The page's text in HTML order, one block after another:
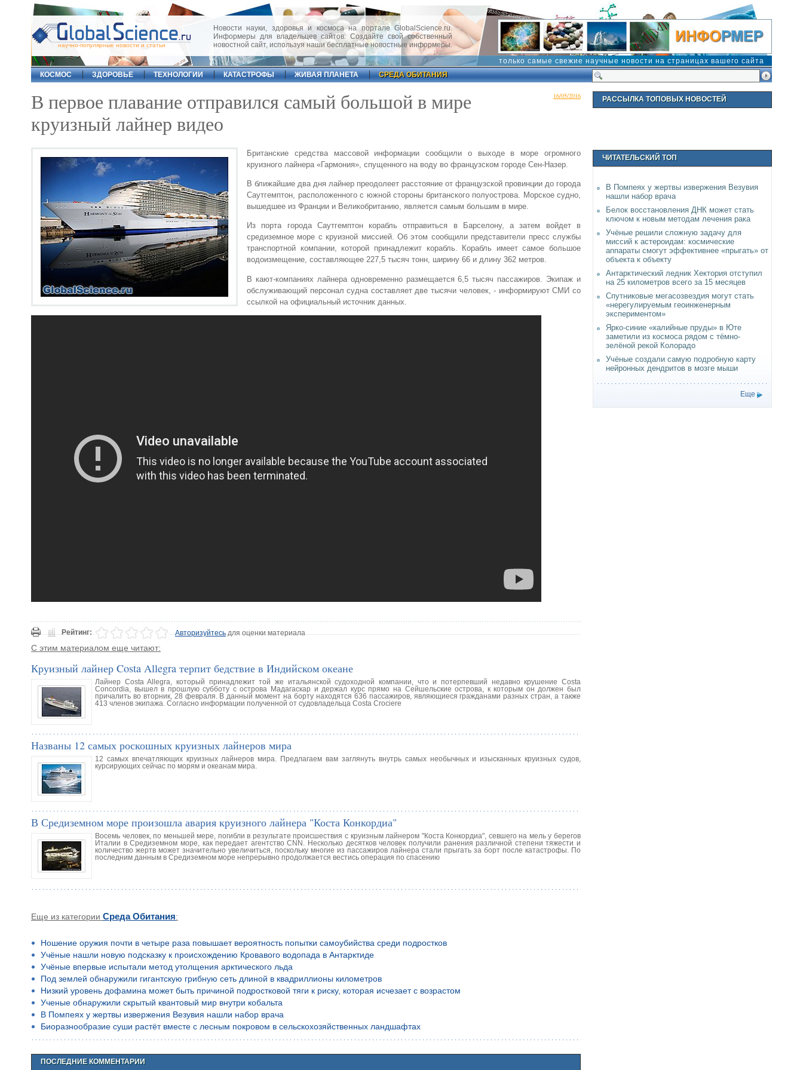
научно-популярные новости и статьи
Новости науки, здоровья и космоса на портале GlobalScience.ru.
Информеры для владельцев сайтов. Создайте свой собственный
новостной сайт, используя наши бесплатные новостные информеры.
только самые свежие научные новости на страницах вашего сайта
КОСМОС
ЗДОРОВЬЕ ТЕХНОЛОГИИ КАТАСТРОФЫ ЖИВАЯ ПЛАНЕТА СРЕДА ОБИТАНИЯ
16/05/2016
В первое плавание отправился самый большой в мире
круизный лайнер видео
Британские средства массовой информации сообщили о выходе в море огромного
круизного лайнера «Гармония», спущенного на воду во французском городе Сен-Назер.
В ближайшие два дня лайнер преодолеет расстояние от французской провинции до города
Саутгемптон, расположенного с южной стороны британского полуострова. Морское судно,
вышедшее из Франции и Великобританию, является самым большим в мире.
Из порта города Саутгемптон корабль отправиться в Барселону, а затем войдет в
средиземное море с круизной миссией. Об этом сообщили представители пресс службы
транспортной компании, которой принадлежит корабль. Корабль имеет самое большое
водоизмещение, составляющее 227,5 тысяч тонн, ширину 66 и длину 362 метров.
В кают-компаниях лайнера одновременно размещается 6,5 тысяч пассажиров. Экипаж и
обслуживающий персонал судна составляет две тысячи человек, - информируют СМИ со
ссылкой на официальный источник данных.
Рейтинг: Авторизуйтесьдля оценки материала
С этим материалом еще читают:
Круизный лайнер Costa Allegra терпит бедствие в Индийском океане
Лайнер Costa Allegra, который принадлежит той же итальянской судоходной компании, что и потерпевший недавно крушение Costa
Concordia, вышел в прошлую субботу с острова Мадагаскар и держал курс прямо на Сейшельские острова, к которым он должен был
причалить во вторник, 28 февраля. В данный момент на борту находятся 636 пассажиров, являющиеся гражданами разных стран, а также
413 членов экипажа. Согласно информации полученной от судовладельца Costa Crociere
Названы 12 самых роскошных круизных лайнеров мира
12 самых впечатляющих круизных лайнеров мира. Предлагаем вам заглянуть внутрь самых необычных и изысканных круизных судов,
курсирующих сейчас по морям и океанам мира.
В Средиземном море произошла авария круизного лайнера "Коста Конкордиа"
Восемь человек, по меньшей мере, погибли в результате происшествия с круизным лайнером "Коста Конкордиа", севшего на мель у берегов
Италии в Средиземном море, как передает агентство CNN. Несколько десятков человек получили ранения различной степени тяжести и
количество жертв может значительно увеличиться, поскольку многие из пассажиров лайнера стали прыгать за борт после катастрофы. По
последним данным в Средиземном море непрерывно продолжается вестись операция по спасению
Еще из категории Среда Обитания:
Ношение оружия почти в четыре раза повышает вероятность попытки самоубийства среди подростков
Учёные нашли новую подсказку к происхождению Кровавого водопада в Антарктиде
Учёные впервые испытали метод утолщения арктического льда
Под землей обнаружили гигантскую грибную сеть длиной в квадриллионы километров
Низкий уровень дофамина может быть причиной подростковой тяги к риску, которая исчезает с возрастом
Ученые обнаружили скрытый квантовый мир внутри кобальта
В Помпеях у жертвы извержения Везувия нашли набор врача
Биоразнообразие суши растёт вместе с лесным покровом в сельскохозяйственных ландшафтах
ПОСЛЕДНИЕ КОММЕНТАРИИ
РАССЫЛКА ТОПОВЫХ НОВОСТЕЙ
ЧИТАТЕЛЬСКИЙ ТОП
В Помпеях у жертвы извержения Везувия
нашли набор врача
Белок восстановления ДНК может стать
ключом к новым методам лечения рака
Учёные решили сложную задачу для
миссий к астероидам: космические
аппараты смогут эффективнее «прыгать» от
объекта к объекту
Антарктический ледник Хектория отступил
на 25 километров всего за 15 месяцев
Спутниковые мегасозвездия могут стать
«нерегулируемым геоинженерным
экспериментом»
Ярко-синие «калийные пруды» в Юте
заметили из космоса рядом с тёмно-
зелёной рекой Колорадо
Учёные создали самую подробную карту
нейронных дендритов в мозге мыши
Еще